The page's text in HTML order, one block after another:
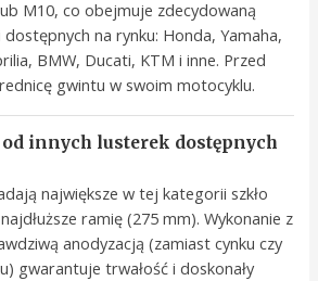
M10, co obejmuje zdecydowaną
na rynku: Honda, Yamaha,
BMW, Ducati, KTM i inne. Przed
gwintu w swoim motocyklu.
innych lusterek dostępnych
największe w tej kategorii szkło
ramię (275 mm). Wykonanie z
anodyzacją (zamiast cynku czy
gwarantuje trwałość i doskonały